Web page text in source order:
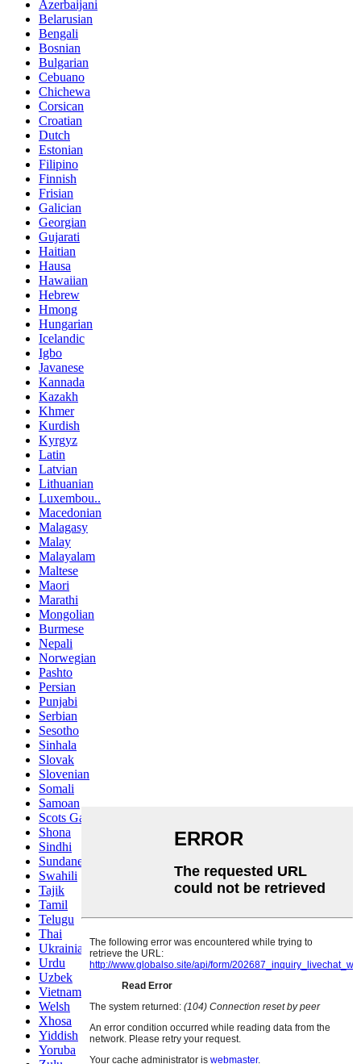
Azerbaijani
Belarusian
Bengali
Bosnian
Bulgarian
Cebuano
Chichewa
Corsican
Croatian
Dutch
Estonian
Filipino
Finnish
Frisian
Galician
Georgian
Gujarati
Haitian
Hausa
Hawaiian
Hebrew
Hmong
Hungarian
Icelandic
Igbo
Javanese
Kannada
Kazakh
Khmer
Kurdish
Kyrgyz
Latin
Latvian
Lithuanian
Luxembou..
Macedonian
Malagasy
Malay
Malayalam
Maltese
Maori
Marathi
Mongolian
Burmese
Nepali
Norwegian
Pashto
Persian
Punjabi
Serbian
Sesotho
Sinhala
Slovak
Slovenian
Somali
Samoan
Scots Gaelic
Shona
Sindhi
Sundanese
Swahili
Tajik
Tamil
Telugu
Thai
Ukrainian
Urdu
Uzbek
Vietnamese
Welsh
Xhosa
Yiddish
Yoruba